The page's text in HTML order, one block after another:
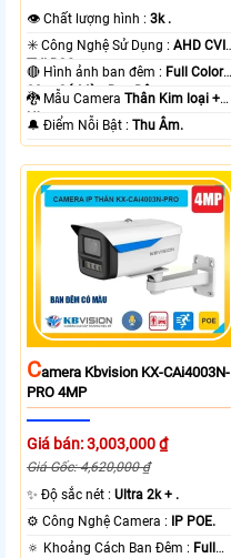
👁 Chất lượng hình :3k .
✳️ Công Nghệ Sử Dụng :AHD CVI
TVI BCS.
🔴 Hình ảnh ban đêm : Full Color
80m Có Màu Ban Ðêm.
🐉️ Mẫu CameraThân Kim loại +
Nhựa.
️🔔 Điểm Nỗi Bật :Thu Âm.
CAmera Kbvision KX-CAi4003N-
PRO 4MP
Giá bán: 3,003,000 ₫
Giá Gốc: 4,620,000 ₫
✨ Độ sắc nét :Ultra 2k + .
⚙ Công Nghệ Camera :
IP POE.
🔅 Khoảng Cách Ban Đêm : Full